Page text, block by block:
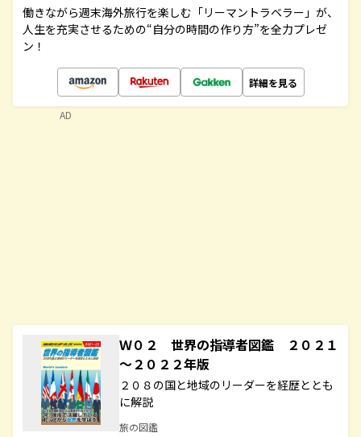
働きながら週末海外旅行を楽しむ「リーマントラベラー」が、
人生を充実させるための“自分の時間の作り方”を全力プレゼ
ン！
詳細を見る
Ｗ０２ 世界の指導者図鑑 ２０２１
～２０２２年版
２０８の国と地域のリーダーを経歴ととも
に解説
旅の図鑑
AD